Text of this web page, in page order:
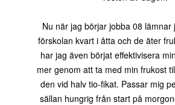
Nu när jag börjar jobba 08 lämnar
förskolan kvart i åtta och de äter
har jag även börjat effektivisera
mer genom att ta med min frukost
den vid halv tio-fikat. Passar mig
sällan hungrig från start på